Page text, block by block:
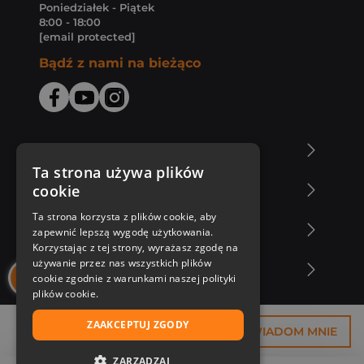
59,93 zł POWIADOM MNIE
Poniedziałek - Piątek
8:00 - 18:00
[email protected]
Bądź z nami na bieżąco
Zakupy u nas
Nasza oferta
Nasi autorzy
Ta strona używa plików
cookie
Ta strona korzysta z plików cookie, aby
zapewnić lepszą wygodę użytkowania.
Korzystając z tej strony, wyrażasz zgodę na
używanie przez nas wszystkich plików
cookie zgodnie z warunkami naszej polityki
plików cookie.
ZAAKCEPTUJ ZGODY
ZARZĄDZAJ